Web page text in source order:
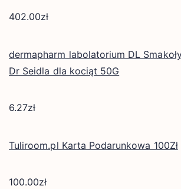
402.00zł
dermapharm labolatorium DL
Dr Seidla dla kociąt 50G
6.27zł
Tuliroom.pl Karta Podarunkowa 100Zł
100.00zł